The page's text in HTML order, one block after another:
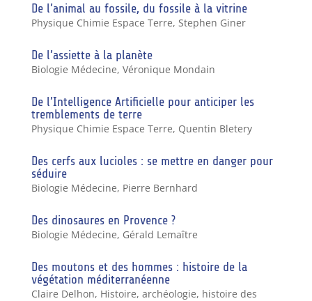
De l’animal au fossile, du fossile à la vitrine
Physique Chimie Espace Terre, Stephen Giner
De l’assiette à la planète
Biologie Médecine, Véronique Mondain
De l’Intelligence Artificielle pour anticiper les
tremblements de terre
Physique Chimie Espace Terre, Quentin Bletery
Des cerfs aux lucioles : se mettre en danger pour
séduire
Biologie Médecine, Pierre Bernhard
Des dinosaures en Provence ?
Biologie Médecine, Gérald Lemaître
Des moutons et des hommes : histoire de la
végétation méditerranéenne
Claire Delhon, Histoire, archéologie, histoire des